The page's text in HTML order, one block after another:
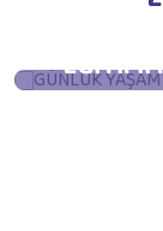
EĞİTİMİ